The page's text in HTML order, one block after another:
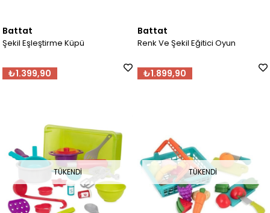
Battat
Şekil Eşleştirme Küpü
₺1.399,90
Battat
Renk Ve Şekil Eğitici Oyun
₺1.899,90
TÜKENDI TÜKENDI